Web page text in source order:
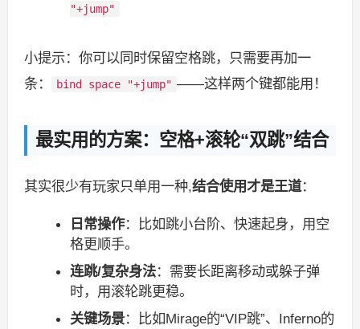
"+jump"
小提示：你可以同时保留空格跳，只需要再加一
条：
bind space "+jump" ——这样两个键都能用！
最实用的方案：空格+滚轮“双跳”结合
其实很少有玩家只单用一种,结合使用才是王道：
日常操作：比如跳小台阶、快速起身，用空
格更顺手。
连跳/复杂身法：需要长距离移动或躲子弹
时，用滚轮跳更稳。
关键场景：比如Mirage的“VIP跳”、Inferno的